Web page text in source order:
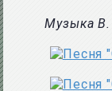
Музыка В.